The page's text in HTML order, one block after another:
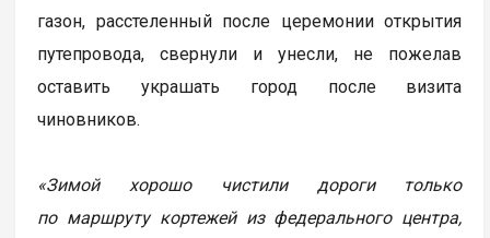
газон, расстеленный после церемонии открытия
путепровода, свернули и унесли, не пожелав
оставить украшать город после визита
чиновников.
«Зимой хорошо чистили дороги только
по маршруту кортежей из федерального центра,